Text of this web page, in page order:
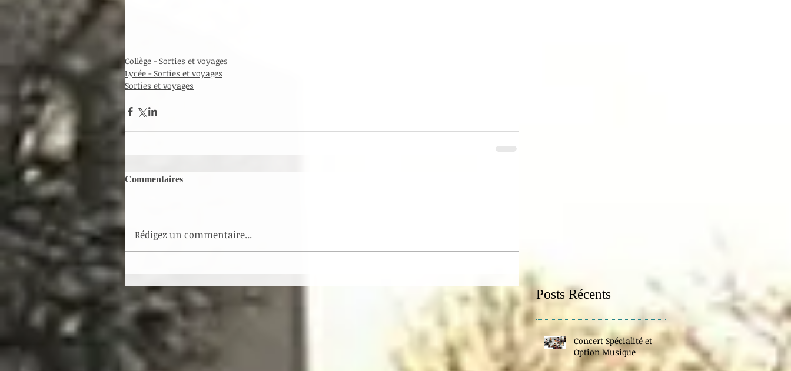
Collège - Sorties et voyages
Lycée - Sorties et voyages
Sorties et voyages
Commentaires
Rédigez un commentaire...
Posts Récents
Concert Spécialité et
Option Musique